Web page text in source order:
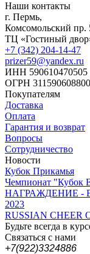
Наши контакты
г. Пермь,
Комсомольский пр.
ТЦ «Гостиный
+7 (342) 204-14-47
prizer59@yandex.ru
ИНН 590610470505
ОГРН
Покупателям
Доставка
Оплата
Гарантия и возврат
Вопросы
Сотрудничество
Новости
Кубок Прикамья
Чемпионат "Кубок
НАГРАЖДЕНИЕ -
2023
RUSSIAN CHEER
Будьте всегда в
Связаться с нами
+7(922)3324886